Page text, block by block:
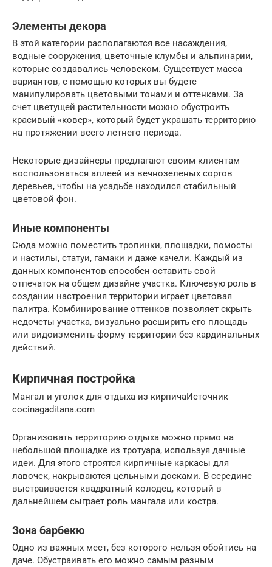
Элементы декора
В этой категории располагаются все насаждения,
водные сооружения, цветочные клумбы и альпинарии,
которые создавались человеком. Существует масса
вариантов, с помощью которых вы будете
манипулировать цветовыми тонами и оттенками. За
счет цветущей растительности можно обустроить
красивый «ковер», который будет украшать территорию
на протяжении всего летнего периода.
Некоторые дизайнеры предлагают своим клиентам
воспользоваться аллеей из вечнозеленых сортов
деревьев, чтобы на усадьбе находился стабильный
цветовой фон.
Иные компоненты
Сюда можно поместить тропинки, площадки, помосты
и настилы, статуи, гамаки и даже качели. Каждый из
данных компонентов способен оставить свой
отпечаток на общем дизайне участка. Ключевую роль в
создании настроения территории играет цветовая
палитра. Комбинирование оттенков позволяет скрыть
недочеты участка, визуально расширить его площадь
или видоизменить форму территории без кардинальных
действий.
Кирпичная постройка
Мангал и уголок для отдыха из кирпичаИсточник
cocinagaditana.com
Организовать территорию отдыха можно прямо на
небольшой площадке из тротуара, используя дачные
идеи. Для этого строятся кирпичные каркасы для
лавочек, накрываются цельными досками. В середине
выстраивается квадратный колодец, который в
дальнейшем сыграет роль мангала или костра.
Зона барбекю
Одно из важных мест, без которого нельзя обойтись на
даче. Обустраивать его можно самым разным